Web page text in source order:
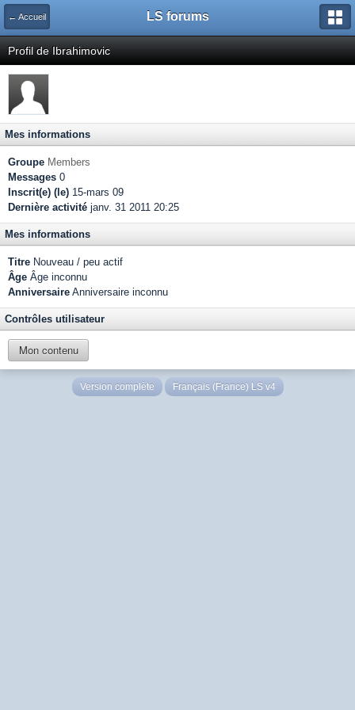
← Accueil LS forums
Profil de Ibrahimovic
Mes informations
Groupe Members
Messages 0
Inscrit(e) (le) 15-mars 09
Dernière activité janv. 31 2011 20:25
Mes informations
Titre Nouveau / peu actif
Âge Âge inconnu
Anniversaire Anniversaire inconnu
Contrôles utilisateur
Mon contenu
Version complète Français (France) LS v4